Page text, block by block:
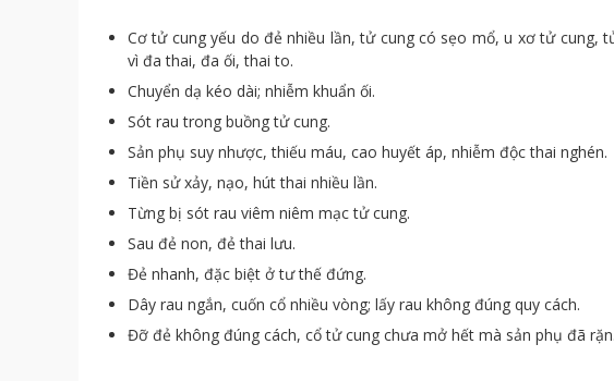
Cơ tử cung yếu do đẻ nhiều lần, tử cung có sẹo mổ, u xơ tử cung,
vì đa thai, đa ối, thai to.
Chuyển dạ kéo dài; nhiễm khuẩn ối.
Sót rau trong buồng tử cung.
Sản phụ suy nhược, thiếu máu, cao huyết áp, nhiễm độc thai nghén.
Tiền sử xảy, nạo, hút thai nhiều lần.
Từng bị sót rau viêm niêm mạc tử cung.
Sau đẻ non, đẻ thai lưu.
Đẻ nhanh, đặc biệt ở tư thế đứng.
Dây rau ngắn, cuốn cổ nhiều vòng; lấy rau không đúng quy cách.
Đỡ đẻ không đúng cách, cổ tử cung chưa mở hết mà sản phụ đã rặn.